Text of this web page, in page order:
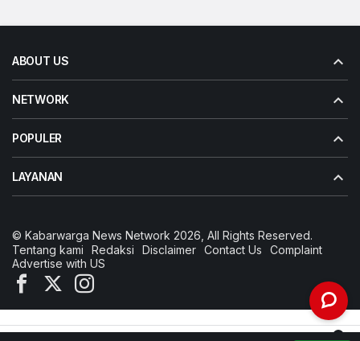
ABOUT US
NETWORK
POPULER
LAYANAN
© Kabarwarga News Network 2026, All Rights Reserved.
Tentang kami
Redaksi Disclaimer Contact Us
Complaint
Advertise with US